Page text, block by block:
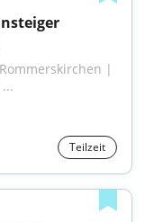
|
Teilzeit